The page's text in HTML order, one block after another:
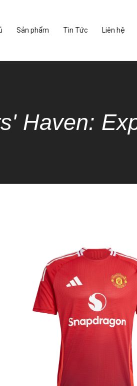
Sản phẩm Tin Tức Liên hệ
Haven: